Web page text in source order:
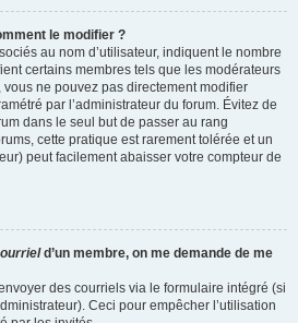
le modifier ?
au nom d’utilisateur, indiquent le nombre
certains membres tels que les modérateurs
ne pouvez pas directement modifier
par l’administrateur du forum. Évitez de
dans le seul but de passer au rang
cette pratique est rarement tolérée et un
peut facilement abaisser votre compteur de
d’un membre, on me demande de me
des courriels via le formulaire intégré (si
Ceci pour empêcher l’utilisation